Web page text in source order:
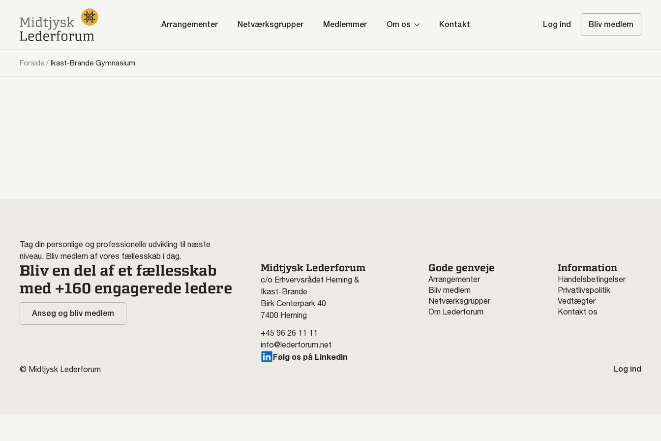
Arrangementer Netværksgrupper Medlemmer Om os Kontakt Log ind Bliv medlem
Forside / Ikast-Brande Gymnasium
Tag din personlige og professionelle udvikling til næste
niveau. Bliv medlem af vores fællesskab i dag.
Bliv en del af et fællesskab
med +160 engagerede ledere
Ansøg og bliv medlem
Midtjysk Lederforum
c/o Erhvervsrådet Herning &
Ikast-Brande
Birk Centerpark 40
7400 Herning
+45 96 26 11 11
info@lederforum.net
Følg os på Linkedin
Gode genveje
Arrangementer
Bliv medlem
Netværksgrupper
Om Lederforum
Information
Handelsbetingelser
Privatlivspolitik
Vedtægter
Kontakt os
© Midtjysk Lederforum Log ind